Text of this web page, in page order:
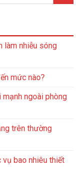
làm nhiễu sóng
mức nào?
ngoài phòng
trên thường
bao nhiêu thiết